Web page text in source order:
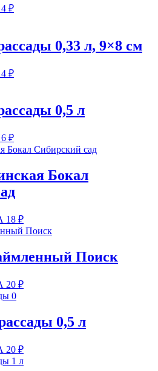
₽
0,33 л, 9×8 см
₽
0,5 л
₽
Бокал
18 ₽
Поиск
20 ₽
0,5 л
20 ₽